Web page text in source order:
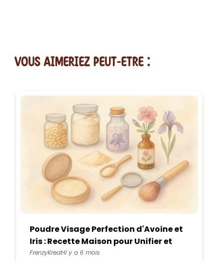
vous AIMERiEZ PEUT-ETRE :
Poudre Visage Perfection d'Avoine et
Iris : Recette Maison pour Unifier et
Apaiser le Teint
FrenzyKreatIl y a 6 mois